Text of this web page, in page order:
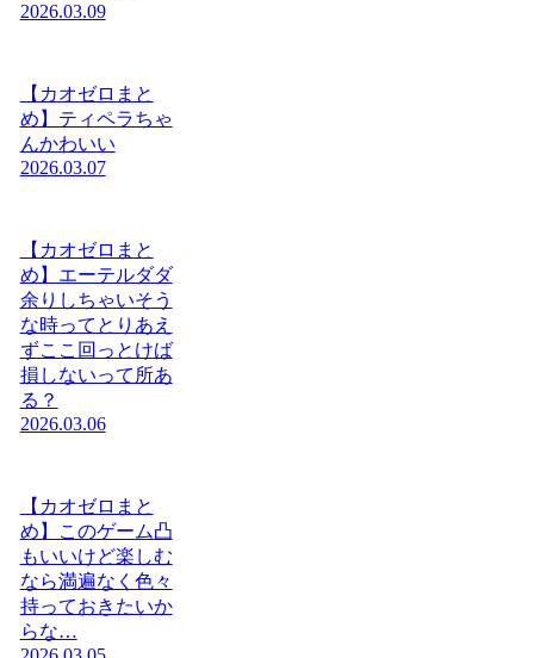
2026.03.09
【カオゼロまと
め】ティペラちゃ
んかわいい
2026.03.07
【カオゼロまと
め】エーテルダダ
余りしちゃいそう
な時ってとりあえ
ずここ回っとけば
損しないって所あ
る？
2026.03.06
【カオゼロまと
め】このゲーム凸
もいいけど楽しむ
なら満遍なく色々
持っておきたいか
らな…